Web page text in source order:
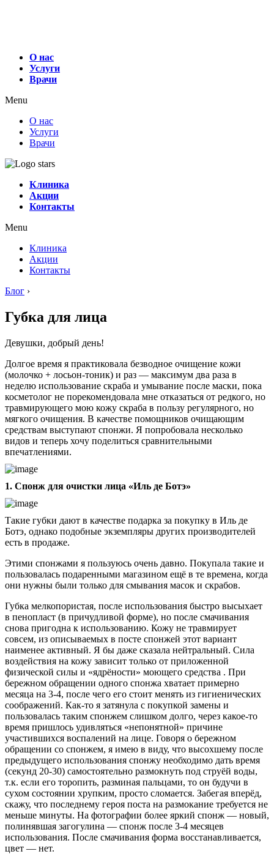
О нас
Услуги
Врачи
Menu
О нас
Услуги
Врачи
Клиника
Акции
Контакты
Menu
Клиника
Акции
Контакты
Блог ›
Губка для лица
Девушки, добрый день!
Долгое время я практиковала безводное очищение кожи
(молочко + лосьон-тоник) и раз — максимум два раза в
неделю использование скраба и умывание после маски, пока
косметолог не порекомендовала мне отказаться от редкого, но
травмирующего мою кожу скраба в пользу регулярного, но
мягкого очищения. В качестве помощников очищающим
средствам выступают спонжи. Я попробовала несколько
видов и теперь хочу поделиться сравнительными
впечатлениями.
1. Спонж для очистки лица «Иль де Ботэ»
Такие губки дают в качестве подарка за покупку в Иль де
Ботэ, однако подобные экземпляры других производителей
есть в продаже.
Этими спонжами я пользуюсь очень давно. Покупала такие и
пользовалась подаренными магазином ещё в те времена, когда
они нужны были только для смывания масок и скрабов.
Губка мелкопористая, после использования быстро высыхает
в пенопласт (в причудливой форме), но после смачивания
снова пригодна к использованию. Кожу не травмирует
совсем, из описываемых в посте спонжей этот вариант
наименее активный. Я бы даже сказала нейтральный. Сила
воздействия на кожу зависит только от приложенной
физической силы и «ядрёности» моющего средства . При
бережном обращении одного спонжа хватает примерно
месяца на 3-4, после чего его стоит менять из гигиенических
соображений. Как-то я затянула с покупкой замены и
пользовалась таким спонжем слишком долго, через какое-то
время пришлось удивляться «непонятной» причине
участившихся воспалений на лице. Говоря о бережном
обращении со спонжем, я имею в виду, что высохшему после
предыдущего использования спонжу необходимо дать время
(секунд 20-30) самостоятельно размокнуть под струёй воды,
т.к. если его торопить, разминая пальцами, то он будучи в
сухом состоянии хрупким, просто сломается. Забегая вперёд,
скажу, что последнему героя поста на размокание требуется не
меньше минуты. На фотографии более яркий спонж — новый,
полинявшая загогулина — спонж после 3-4 месяцев
использования. После смачивания форма восстанавливается,
цвет — нет.